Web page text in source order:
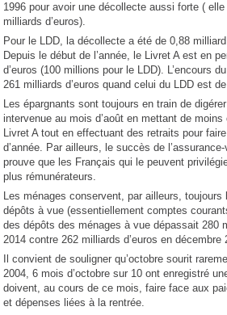
1996 pour avoir une décollecte aussi forte (
milliards d’euros).
Pour le LDD, la décollecte a été de 0,88
Depuis le début de l’année, le Livret A est en
d’euros (100 millions pour le LDD). L’encours
261 milliards d’euros quand celui du LDD est
Les épargnants sont toujours en train de
intervenue au mois d’août en mettant de moins
Livret A tout en effectuant des retraits pour
d’année. Par ailleurs, le succès de
prouve que les Français qui le peuvent
plus rémunérateurs.
Les ménages conservent, par ailleurs, toujours
dépôts à vue (essentiellement comptes
des dépôts des ménages à vue dépassait 280
2014 contre 262 milliards d’euros en décembre
Il convient de souligner qu’octobre sourit
2004, 6 mois d’octobre sur 10 ont enregistré
doivent, au cours de ce mois, faire face aux
et dépenses liées à la rentrée.